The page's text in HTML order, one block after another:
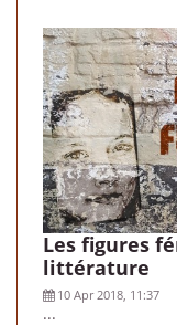
Les figures
littérature
10 Apr 2018, 11:37
...